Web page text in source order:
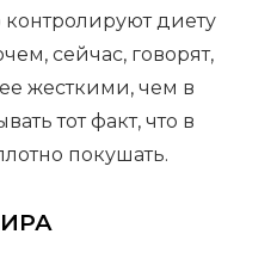
контролируют диету
сейчас, говорят,
жесткими, чем в
тот факт, что в
покушать.